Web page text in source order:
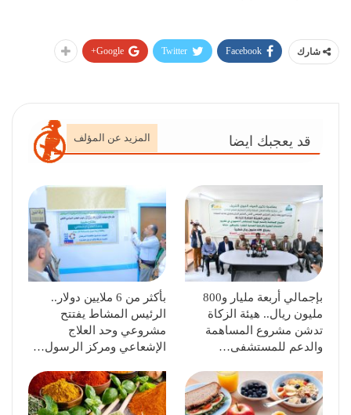
شارك Facebook
Twitter
Google+
قد يعجبك ايضا المزيد عن المؤلف
بإجمالي أربعة مليار و800
مليون ريال.. هيئة الزكاة
تدشن مشروع المساهمة
والدعم للمستشفى…
بأكثر من 6 ملايين دولار..
الرئيس المشاط يفتتح
مشروعي وحد العلاج
الإشعاعي ومركز الرسول…